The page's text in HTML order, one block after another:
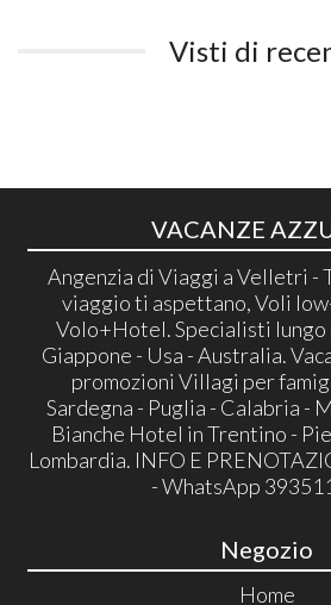
Visti di
VACANZE
Angenzia di Viaggi a Velletri -
viaggio ti aspettano, Voli
Volo+Hotel. Specialisti lungo
Giappone - Usa - Australia.
promozioni Villagi per
Sardegna - Puglia - Calabria -
Bianche Hotel in Trentino -
Lombardia. INFO E
- WhatsApp
Negozio
Home